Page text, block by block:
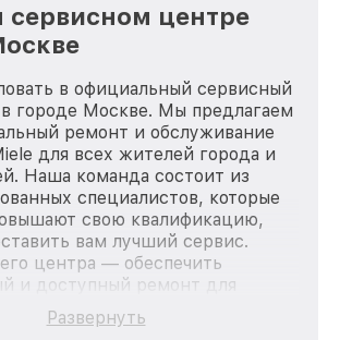
центре
в официальный сервисный
городе Москве. Мы предлагаем
ремонт и обслуживание
для всех жителей города и
Наша команда состоит из
специалистов, которые
свою квалификацию,
вам лучший сервис.
центра — обеспечить
и доступный ремонт для
продукции Miele, вне
от сложности поломки. Мы
Развернуть